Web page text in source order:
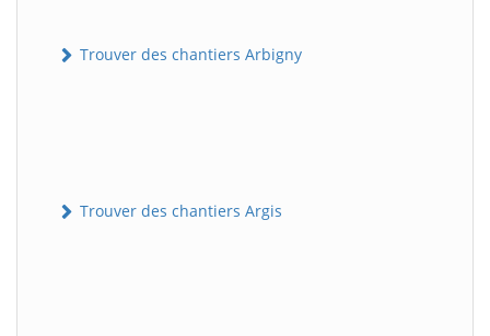
Trouver des chantiers Arbigny
Trouver des chantiers Argis